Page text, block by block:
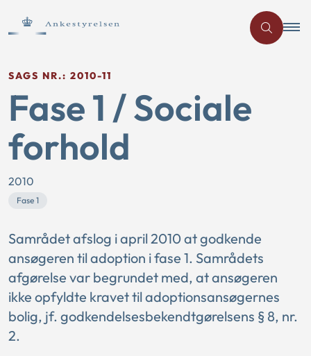
SAGS NR.: 2010-11
Fase 1 / Sociale
forhold
2010
Fase 1
Samrådet afslog i april 2010 at godkende
ansøgeren til adoption i fase 1. Samrådets
afgørelse var begrundet med, at ansøgeren
ikke opfyldte kravet til adoptionsansøgernes
bolig, jf. godkendelsesbekendtgørelsens § 8, nr.
2.